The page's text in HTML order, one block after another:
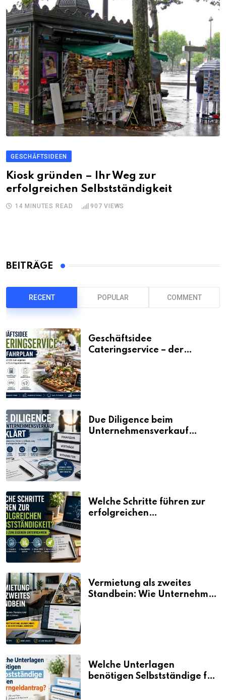
GESCHÄFTSIDEEN
Kiosk gründen – Ihr Weg zur
erfolgreichen Selbstständigkeit
14 MINUTES READ 907 VIEWS
BEITRÄGE
RECENT POPULAR COMMENT
Geschäftsidee
Cateringservice – der
Due Diligence beim
Unternehmensverkauf
Welche Schritte führen zur
erfolgreichen
Vermietung als zweites
Standbein: Wie Unternehmen
Welche Unterlagen
benötigen Selbstständige für